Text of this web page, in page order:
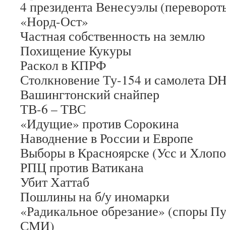
4 президента Венесуэлы
«Норд-Ост»
Частная собственность на землю
Похищение Кукуры
Раскол в КПРФ
Столкновение Ту-154 и самолета
Вашингтонский снайпер
ТВ-6 – ТВС
«Идущие» против Сорокина
Наводнение в России и Европе
Выборы в Красноярске (Усс и
РПЦ против Ватикана
Убит Хаттаб
Пошлины на б/у иномарки
«Радикальное обрезание» (споры
СМИ)